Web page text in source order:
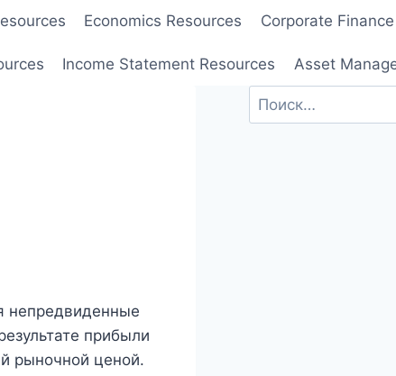
Economics Resources Corporate
Income Statement Resources Asset
непредвиденные
прибыли
рыночной ценой.
Найти: